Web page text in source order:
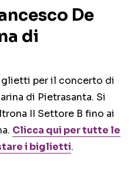
De
di
per il concerto di
di Pietrasanta. Si
II Settore B fino ai
Clicca qui per tutte le
i biglietti.